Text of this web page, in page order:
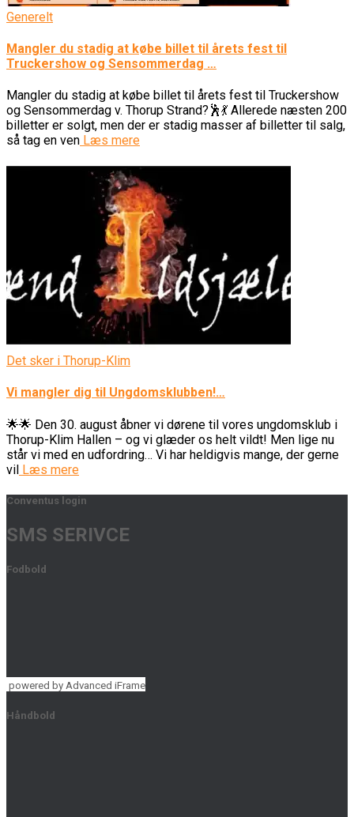
Generelt
Mangler du stadig at købe billet til årets fest til
Truckershow og Sensommerdag …
Mangler du stadig at købe billet til årets fest til Truckershow
og Sensommerdag v. Thorup Strand?🕺💃 Allerede næsten 200
billetter er solgt, men der er stadig masser af billetter til salg,
så tag en ven Læs mere
Det sker i Thorup-Klim
Vi mangler dig til Ungdomsklubben!…
🌟🌟 Den 30. august åbner vi dørene til vores ungdomsklub i
Thorup-Klim Hallen – og vi glæder os helt vildt! Men lige nu
står vi med en udfordring… Vi har heldigvis mange, der gerne
vil Læs mere
Conventus login
SMS SERIVCE
Fodbold
powered by Advanced iFrame
Håndbold